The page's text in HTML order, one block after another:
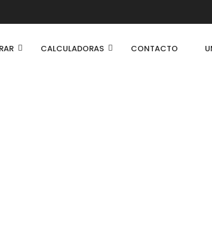
CALCULADORAS CONTACTO